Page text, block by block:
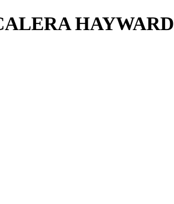
HAYWARD